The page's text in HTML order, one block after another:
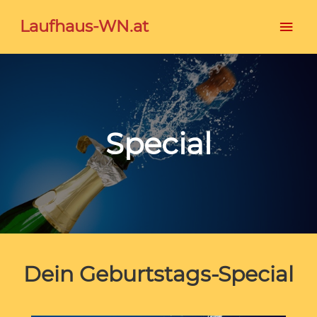
Laufhaus-WN.at
Special
Dein Geburtstags-Special